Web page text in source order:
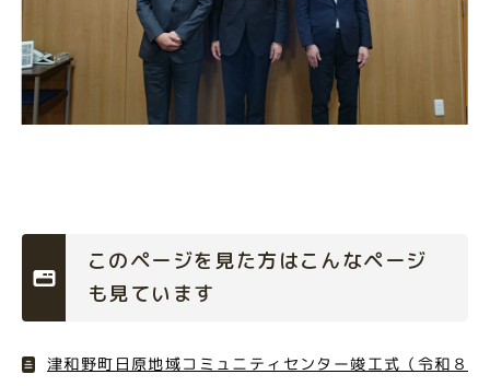
このページを見た方はこんなページ
も見ています
津和野町日原地域コミュニティセンター竣工式（令和８